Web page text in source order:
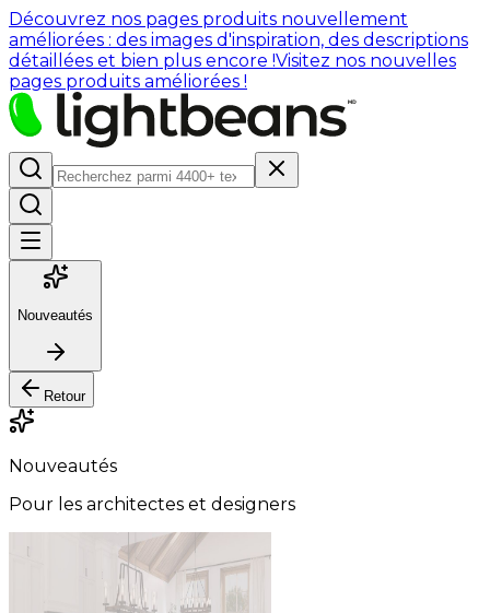
Découvrez nos pages produits nouvellement
améliorées : des images d'inspiration, des descriptions
détaillées et bien plus encore !Visitez nos nouvelles
pages produits améliorées !
Nouveautés
Retour
Nouveautés
Pour les architectes et designers